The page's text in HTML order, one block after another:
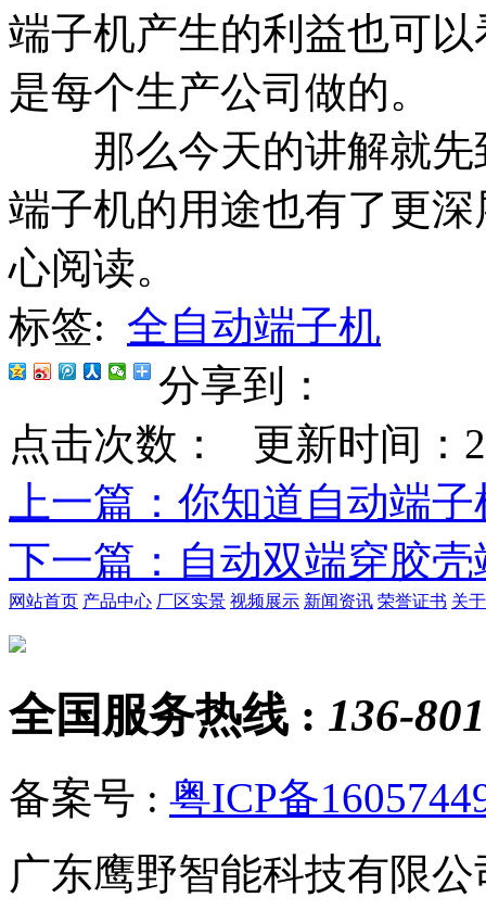
端子机产生的利益也可
是每个生产公司做的。
那么今天的讲解就先
端子机的用途也有了更
心阅读。
标签: 全自动端子机
分享到：
点击次数：
更新时间：
上一篇 ：你知道自动端
下一篇 ：自动双端穿胶
网站首页 产品中心 厂区实景 视频展示 新闻资讯 荣誉证书 关
全国服务热线 : 136-
备案号 : 粤ICP备
广东鹰野智能科技有限